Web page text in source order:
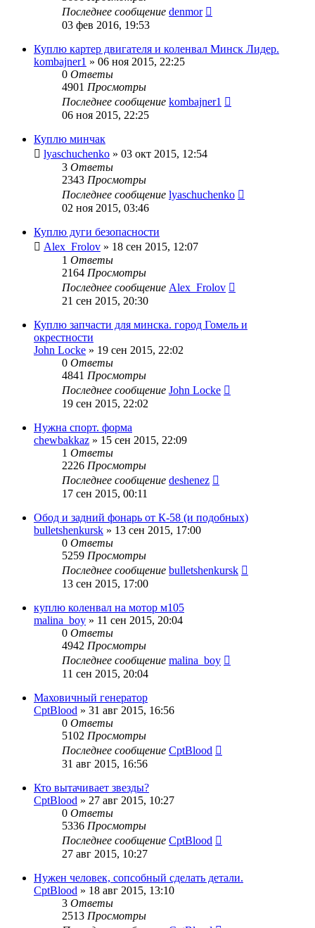
Последнее сообщение denmor
03 фев 2016, 19:53
Куплю картер двигателя и коленвал Минск Лидер.
kombajner1 » 06 ноя 2015, 22:25
0 Ответы
4901 Просмотры
Последнее сообщение kombajner1
06 ноя 2015, 22:25
Куплю минчак
lyaschuchenko » 03 окт 2015, 12:54
3 Ответы
2343 Просмотры
Последнее сообщение lyaschuchenko
02 ноя 2015, 03:46
Куплю дуги безопасности
Alex_Frolov » 18 сен 2015, 12:07
1 Ответы
2164 Просмотры
Последнее сообщение Alex_Frolov
21 сен 2015, 20:30
Куплю запчасти для минска. город Гомель и
окрестности
John Locke » 19 сен 2015, 22:02
0 Ответы
4841 Просмотры
Последнее сообщение John Locke
19 сен 2015, 22:02
Нужна спорт. форма
chewbakkaz » 15 сен 2015, 22:09
1 Ответы
2226 Просмотры
Последнее сообщение deshenez
17 сен 2015, 00:11
Обод и задний фонарь от К-58 (и подобных)
bulletshenkursk » 13 сен 2015, 17:00
0 Ответы
5259 Просмотры
Последнее сообщение bulletshenkursk
13 сен 2015, 17:00
куплю коленвал на мотор м105
malina_boy » 11 сен 2015, 20:04
0 Ответы
4942 Просмотры
Последнее сообщение malina_boy
11 сен 2015, 20:04
Маховичный генератор
CptBlood » 31 авг 2015, 16:56
0 Ответы
5102 Просмотры
Последнее сообщение CptBlood
31 авг 2015, 16:56
Кто вытачивает звезды?
CptBlood » 27 авг 2015, 10:27
0 Ответы
5336 Просмотры
Последнее сообщение CptBlood
27 авг 2015, 10:27
Нужен человек, сопсобный сделать детали.
CptBlood » 18 авг 2015, 13:10
3 Ответы
2513 Просмотры